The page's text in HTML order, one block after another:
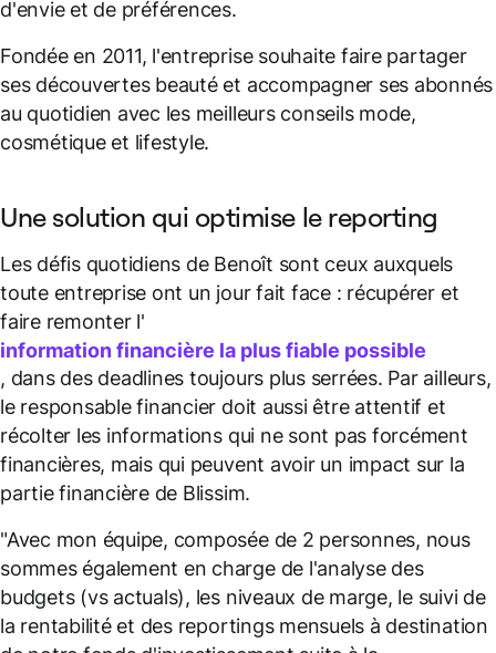
d'envie et de préférences.
Fondée en 2011, l'entreprise souhaite faire partager
ses découvertes beauté et accompagner ses abonnés
au quotidien avec les meilleurs conseils mode,
cosmétique et lifestyle.
Une solution qui optimise le reporting
Les défis quotidiens de Benoît sont ceux auxquels
toute entreprise ont un jour fait face : récupérer et
faire remonter l'
information financière la plus fiable possible
, dans des deadlines toujours plus serrées. Par ailleurs,
le responsable financier doit aussi être attentif et
récolter les informations qui ne sont pas forcément
financières, mais qui peuvent avoir un impact sur la
partie financière de Blissim.
"Avec mon équipe, composée de 2 personnes, nous
sommes également en charge de l'analyse des
budgets (vs actuals), les niveaux de marge, le suivi de
la rentabilité et des reportings mensuels à destination